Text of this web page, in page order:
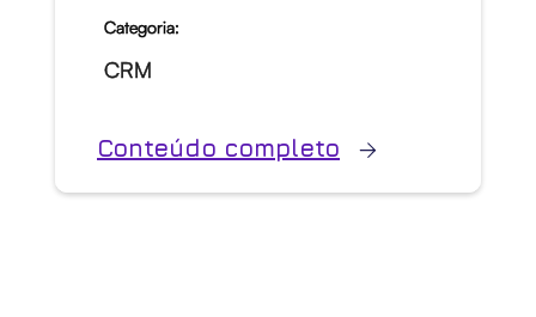
Categoria:
CRM
Conteúdo completo